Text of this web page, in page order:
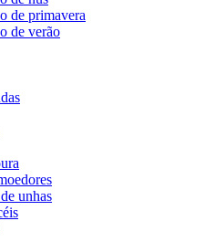
de primavera
de verão
unhas